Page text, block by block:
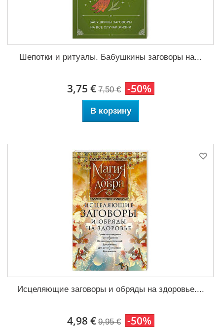
Шепотки и ритуалы. Бабушкины заговоры на...
3,75 € 7,50 € -50%
В корзину
Исцеляющие заговоры и обряды на здоровье....
4,98 € 9,95 € -50%